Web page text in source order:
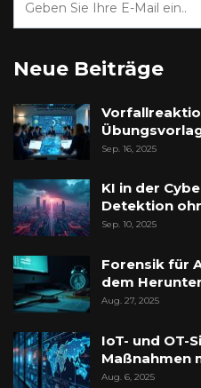
Neue Beiträge
Sep. 16, 2025
KI in der
Detektion
Sep. 10, 2025
Forensik für
dem
Aug. 27, 2025
IoT- und OT-
Maßnahmen
Aug. 6, 2025